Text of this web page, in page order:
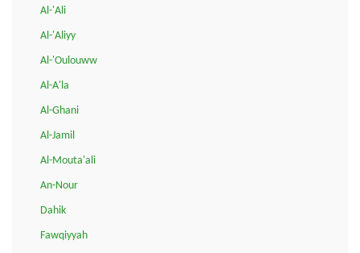
Al-'Ali
Al-'Aliyy
Al-'Oulouww
Al-A'la
Al-Ghani
Al-Jamil
Al-Mouta'ali
An-Nour
Dahik
Fawqiyyah